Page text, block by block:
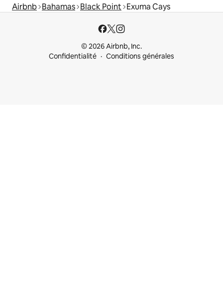
Airbnb Bahamas Black Point Exuma Cays
© 2026 Airbnb, Inc.
Confidentialité
Conditions générales